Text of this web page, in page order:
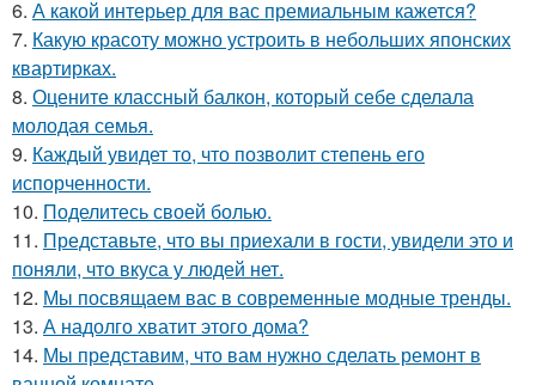
6. А какой интерьер для вас премиальным кажется?
7. Какую красоту можно устроить в небольших японских
квартирках.
8. Оцените классный балкон, который себе сделала
молодая семья.
9. Каждый увидет то, что позволит степень его
испорченности.
10. Поделитесь своей болью.
11. Представьте, что вы приехали в гости, увидели это и
поняли, что вкуса у людей нет.
12. Мы посвящаем вас в современные модные тренды.
13. А надолго хватит этого дома?
14. Мы представим, что вам нужно сделать ремонт в